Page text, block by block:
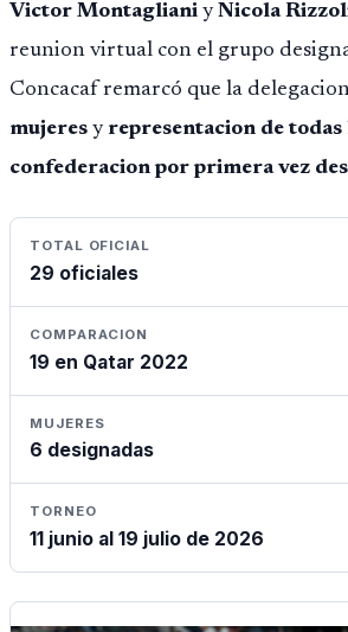
Victor Montagliani yNicola
reunion virtual con el grupo
Concacaf remarcó que la
mujeres y representacion de todas
confederacion por primera vez
TOTAL OFICIAL
29 oficiales
COMPARACION
19 en Qatar 2022
MUJERES
6 designadas
TORNEO
11 junio al 19 julio de 2026